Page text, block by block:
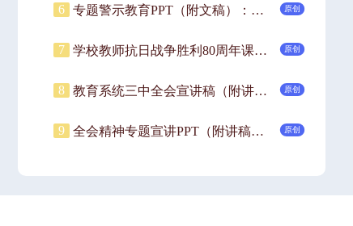
6 专题警示教育PPT（附文稿）：警惕违规吃喝小事，以案为鉴筑牢思想防线、严守纪律底线.pptx 原创
7 学校教师抗日战争胜利80周年课件(附文稿)—以史为鉴明志，砥砺青春奋进.pptx 原创
8 教育系统三中全会宣讲稿（附讲稿）：深入领会二十届三中全会关于教育领域改革的新要求，坚持立德树人，深化教育综合改革.pptx 原创
9 全会精神专题宣讲PPT（附讲稿）：深入学习领会党的二十届三中全会精神.pptx 原创